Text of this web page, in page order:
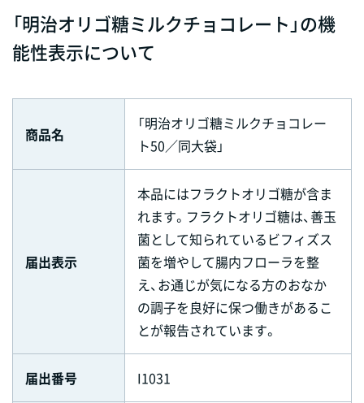
「明治オリゴ糖ミルクチョコレート」の機
能性表示について
商品名
「明治オリゴ糖ミルクチョコレー
ト50／同大袋」
届出表示
本品にはフラクトオリゴ糖が含ま
れます。フラクトオリゴ糖は、善玉
菌として知られているビフィズス
菌を増やして腸内フローラを整
え、お通じが気になる方のおなか
の調子を良好に保つ働きがあるこ
とが報告されています。
届出番号 I1031